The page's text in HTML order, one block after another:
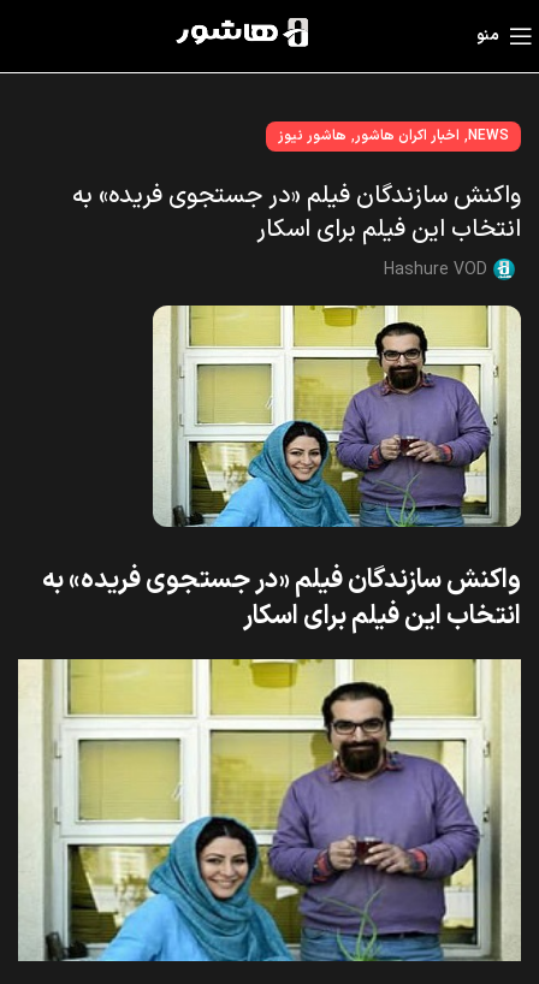
منو
NEWS
, اخبار اکران هاشور, هاشور نیوز
واکنش سازندگان فیلم «در جستجوی فریده» به
انتخاب این فیلم برای اسکار
Hashure VOD
واکنش سازندگان فیلم «در جستجوی فریده» به
انتخاب این فیلم برای اسکار